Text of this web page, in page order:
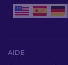
AIDE